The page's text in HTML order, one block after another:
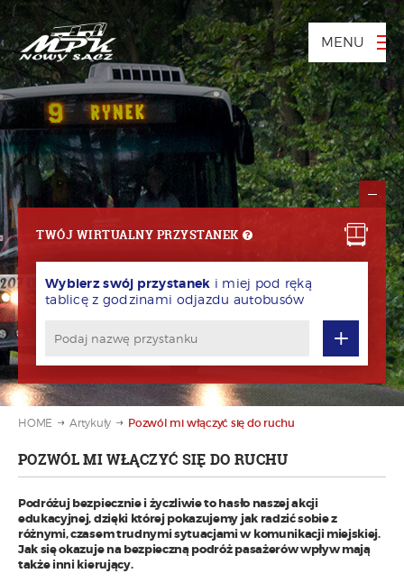
MENU
TWÓJ WIRTUALNY PRZYSTANEK
Wybierz swój przystanek i miej pod ręką
tablicę z godzinami odjazdu autobusów
+
HOME Artykuły Pozwól mi włączyć się do ruchu
POZWÓL MI WŁĄCZYĆ SIĘ DO RUCHU
Podróżuj bezpiecznie i życzliwie to hasło naszej akcji
edukacyjnej, dzięki której pokazujemy jak radzić sobie z
różnymi, czasem trudnymi sytuacjami w komunikacji miejskiej.
Jak się okazuje na bezpieczną podróż pasażerów wpływ mają
także inni kierujący.